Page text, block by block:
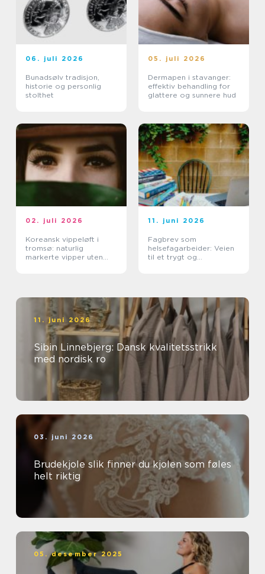
06. juli 2026
Bunadsølv tradisjon,
historie og personlig
stolthet
05. juli 2026
Dermapen i stavanger:
effektiv behandling for
glattere og sunnere hud
02. juli 2026
Koreansk vippeløft i
tromsø: naturlig
markerte vipper uten
11. juni 2026
Fagbrev som
helsefagarbeider: Veien
til et trygt og
11. juni 2026
Sibin Linnebjerg: Dansk kvalitetsstrikk
med nordisk ro
03. juni 2026
Brudekjole slik finner du kjolen som føles
helt riktig
05. desember 2025